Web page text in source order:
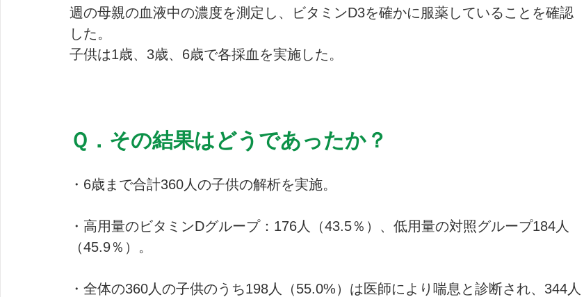
週の母親の血液中の濃度を測定し、ビタミンD3を確かに服薬していることを確認
した。
子供は1歳、3歳、6歳で各採血を実施した。
Ｑ．その結果はどうであったか？
・6歳まで合計360人の子供の解析を実施。
・高用量のビタミンDグループ：176人（43.5％）、低用量の対照グループ184人
（45.9％）。
・全体の360人の子供のうち198人（55.0%）は医師により喘息と診断され、344人